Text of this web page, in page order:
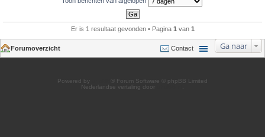
Er is 1 resultaat gevonden • Pagina 1 van 1
Ga naar
Forumoverzicht Contact
Powered by
® Forum Software © phpBB Limited
Nederlandse vertaling door